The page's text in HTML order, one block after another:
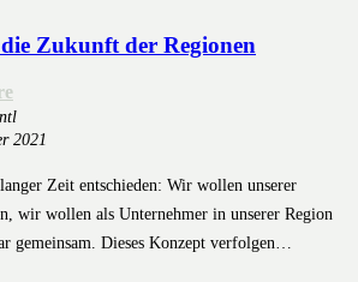
Zukunft der Regionen
2021
Zeit entschieden: Wir wollen unserer
wir wollen als Unternehmer in unserer Region
gemeinsam. Dieses Konzept verfolgen…